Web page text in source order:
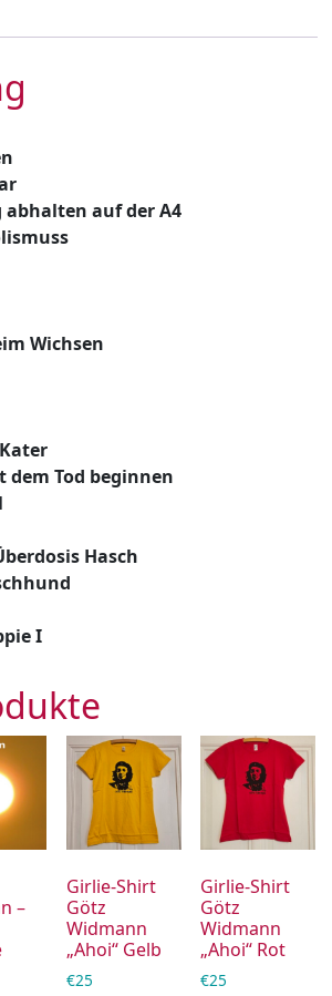
abhalten auf der A4
Wichsen
dem Tod beginnen
Hasch
I
–
Girlie-Shirt
Götz
Widmann
„Ahoi“ Gelb
€25
Girlie-Shirt
Götz
Widmann
„Ahoi“ Rot
€25